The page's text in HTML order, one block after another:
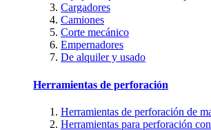
Cargadores
Camiones
Corte mecánico
Empernadores
De alquiler y usado
Herramientas de perforación
Herramientas de perforación de
Herramientas para perforación